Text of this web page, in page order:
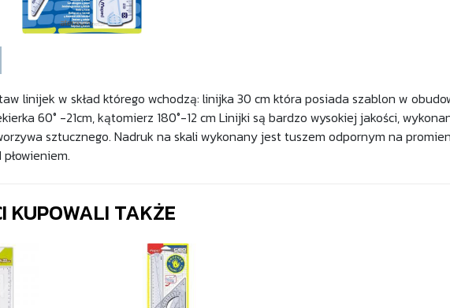
linijek w skład którego wchodzą: linijka 30 cm która posiada szablon w
60° -21cm, kątomierz 180°-12 cm Linijki są bardzo wysokiej jakości,
sztucznego. Nadruk na skali wykonany jest tuszem odpornym na
KUPOWALI TAKŻE